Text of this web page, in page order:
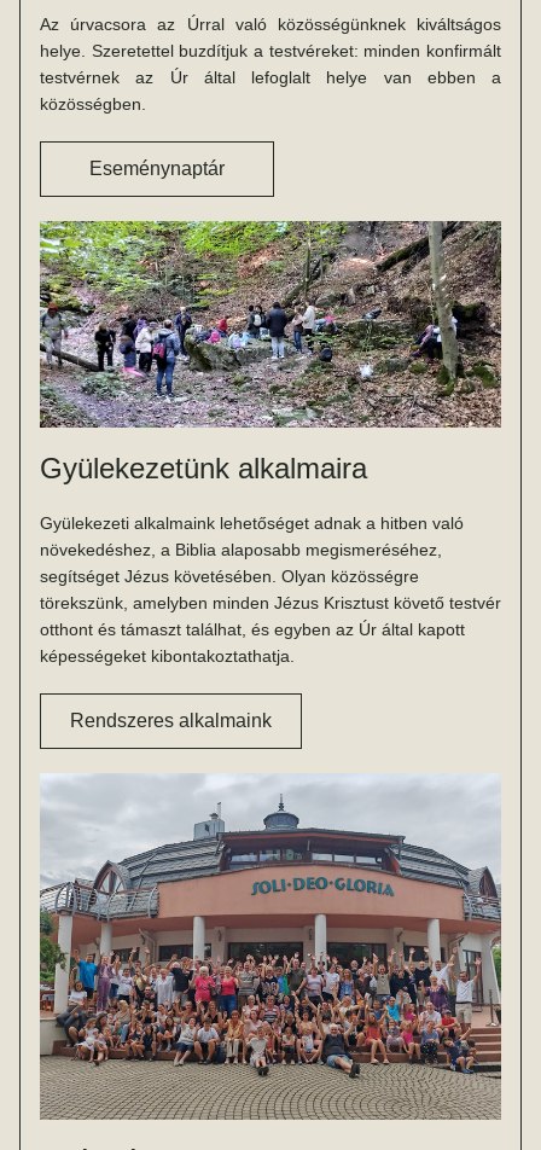
Az úrvacsora az Úrral való közösségünknek kiváltságos
helye. Szeretettel buzdítjuk a testvéreket: minden konfirmált
testvérnek az Úr által lefoglalt helye van ebben a
közösségben.
Eseménynaptár
Gyülekezetünk alkalmaira
Gyülekezeti alkalmaink lehetőséget adnak a hitben való
növekedéshez, a Biblia alaposabb megismeréséhez,
segítséget Jézus követésében. Olyan közösségre
törekszünk, amelyben minden Jézus Krisztust követő testvér
otthont és támaszt találhat, és egyben az Úr által kapott
képességeket kibontakoztathatja.
Rendszeres alkalmaink